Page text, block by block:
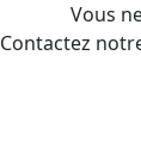
Vous
Contactez